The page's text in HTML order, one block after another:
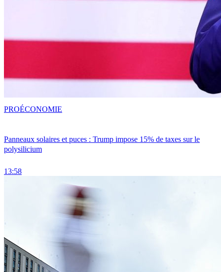
Panneaux solaires et puces : Trump impose 15% de taxes sur le
polysilicium
13:58
PROÉCONOMIE